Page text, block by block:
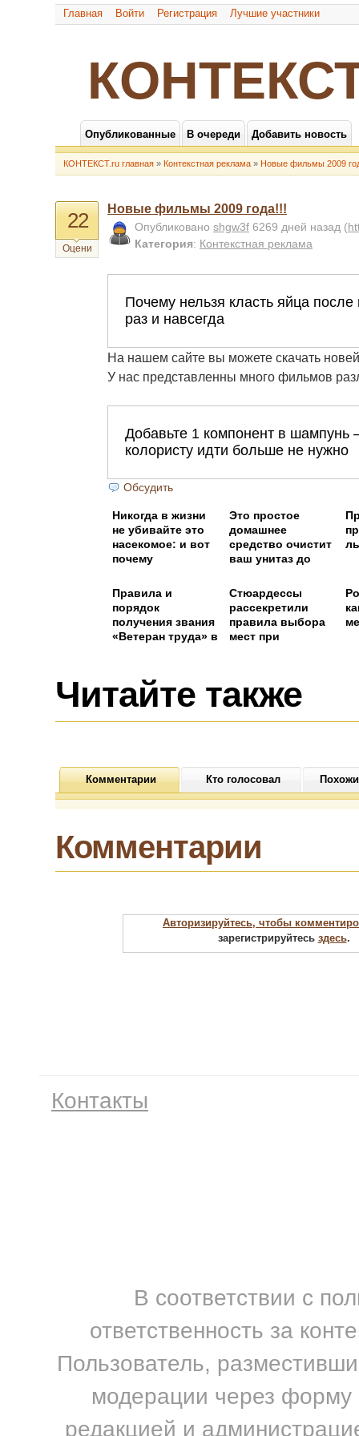
Главная Войти Регистрация Лучшие участники
Опубликованные В очереди Добавить новость
КОНТЕКСТ.ru главная » Контекстная реклама » Новые фильмы 2009
22
Оцени
Новые фильмы 2009 года!!!
Опубликовано shgw3f 6269 дней назад (
Категория: Контекстная реклама
На нашем сайте вы можете скачать
У нас представленны много фильмов
Обсудить
Никогда в жизни
не убивайте это
насекомое: и вот
почему
Этo пpocтoe
дoмaшнee
cpeдcтвo oчиcтит
вaш унитaз дo
Правила и
порядок
получения звания
«Ветеран труда» в
Стюардессы
рассекретили
правила выбора
мест при
Читайте также
Комментарии Кто голосовал
Комментарии
Авторизируйтесь, чтобы
зарегистрируйтесь здесь.
Контакты
В соответствии с
ответственность за
Пользователь,
модерации через форму
редакцией и